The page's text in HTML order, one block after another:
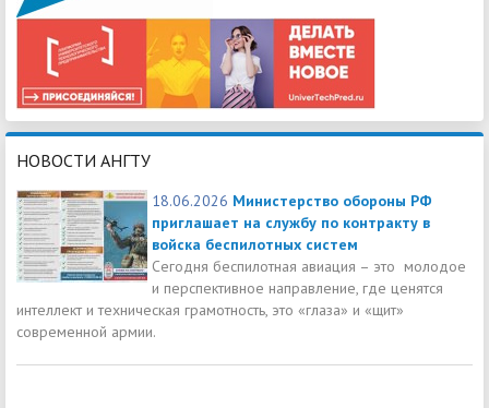
НОВОСТИ АНГТУ
18.06.2026 Министерство обороны РФ
приглашает на службу по контракту в
войска беспилотных систем
Сегодня беспилотная авиация – это молодое
и перспективное направление, где ценятся
интеллект и техническая грамотность, это «глаза» и «щит»
современной армии.